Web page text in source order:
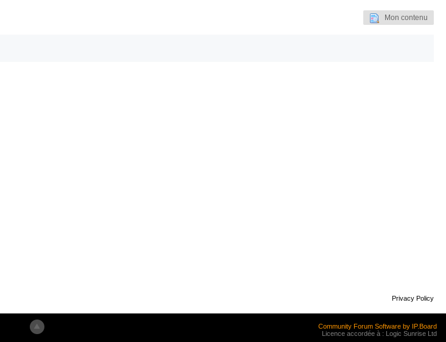
Mon contenu
Privacy Policy
Community Forum Software by IP.Board
Licence accordée à : Logic Sunrise Ltd